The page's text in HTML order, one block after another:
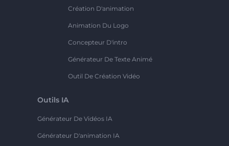
Création D'animation
Animation Du Logo
Concepteur D'intro
Générateur De Texte Animé
Outil De Création Vidéo
Outils IA
Générateur De Vidéos IA
Générateur D'animation IA